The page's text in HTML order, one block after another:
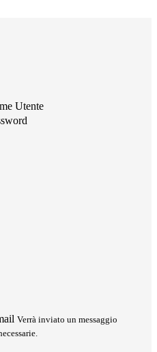
Utente
Verrà inviato un messaggio